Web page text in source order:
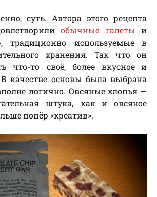
суть. Автора этого рецепта
обычные галеты и
, традиционно используемые в
хранения. Так что он
что-то своё, более вкусное и
качестве основы была выбрана
логично. Овсяные хлопья —
штука, как и овсяное
попёр «креатив».